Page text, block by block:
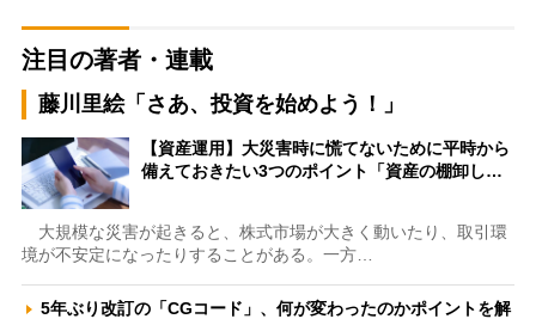
注目の著者・連載
藤川里絵「さあ、投資を始めよう！」
【資産運用】大災害時に慌てないために平時から
備えておきたい3つのポイント「資産の棚卸し…
大規模な災害が起きると、株式市場が大きく動いたり、取引環
境が不安定になったりすることがある。一方…
5年ぶり改訂の「CGコード」、何が変わったのかポイントを解